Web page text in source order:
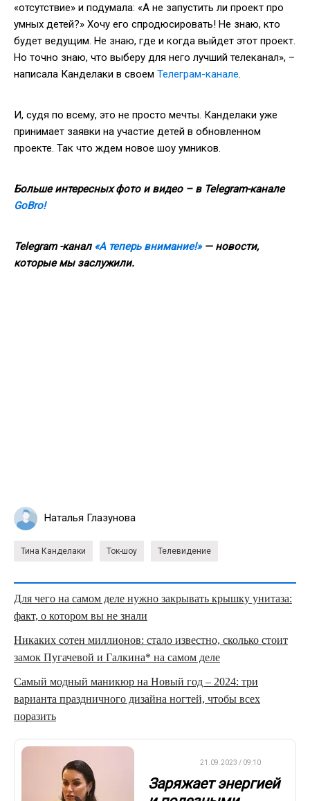
«отсутствие» и подумала: «А не запустить ли проект про
умных детей?» Хочу его спродюсировать! Не знаю, кто
будет ведущим. Не знаю, где и когда выйдет этот проект.
Но точно знаю, что выберу для него лучший телеканал», –
написала Канделаки в своем Телеграм-канале.
И, судя по всему, это не просто мечты. Канделаки уже
принимает заявки на участие детей в обновленном
проекте. Так что ждем новое шоу умников.
Больше интересных фото и видео – в Telegram-канале
GoBro!
Telegram -канал «А теперь внимание!»— новости,
которые мы заслужили.
Наталья Глазунова
Тина Канделаки Ток-шоу Телевидение
Для чего на самом деле нужно закрывать крышку унитаза:
факт, о котором вы не знали
Никаких сотен миллионов: стало известно, сколько стоит
замок Пугачевой и Галкина* на самом деле
Самый модный маникюр на Новый год – 2024: три
варианта праздничного дизайна ногтей, чтобы всех
поразить
21.09.2023 / 09:10
Заряжает энергией